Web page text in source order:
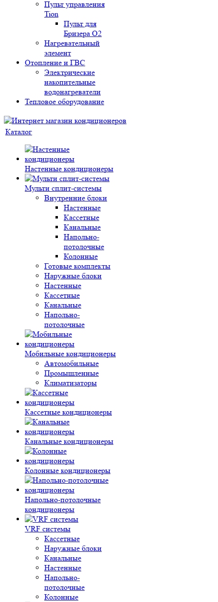
Пульт управления
Tion
Пульт для
Бризера O2
Нагревательный
элемент
Отопление и ГВС
Электрические
накопительные
водонагреватели
Тепловое оборудование
Каталог
Настенные кондиционеры
Мульти сплит-системы
Внутренние блоки
Настенные
Кассетные
Канальные
Напольно-
потолочные
Колонные
Готовые комплекты
Наружные блоки
Настенные
Кассетные
Канальные
Напольно-
потолочные
Мобильные кондиционеры
Автомобильные
Промышленные
Климатизаторы
Кассетные кондиционеры
Канальные кондиционеры
Колонные кондиционеры
Напольно-потолочные
кондиционеры
VRF системы
Кассетные
Наружные блоки
Канальные
Настенные
Напольно-
потолочные
Колонные